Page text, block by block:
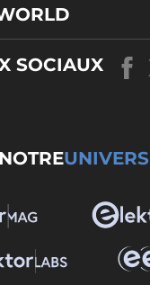
SOCIAUX
NOTREUNIVERS